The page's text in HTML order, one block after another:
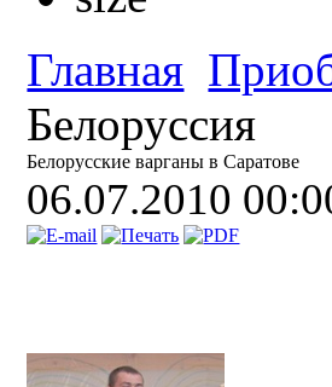
Главная
Белоруссия
Белорусские варганы в Саратове
06.07.2010